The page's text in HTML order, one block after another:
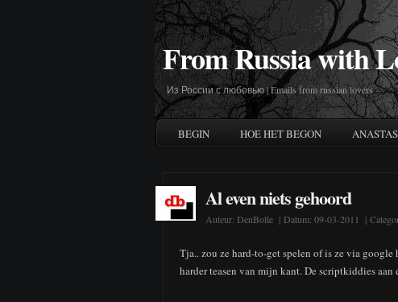
From Russia with
Из России с любовью | Emails from russian lovers
BEGIN HOE HET BEGON
Al even niets gehoord
Auteur: DenBolle | Datum: 09-03-2011 |
Tja.. zou ze hard-to-get spelen of is ze via
harder teasen van mijn kant. De scriptkiddies